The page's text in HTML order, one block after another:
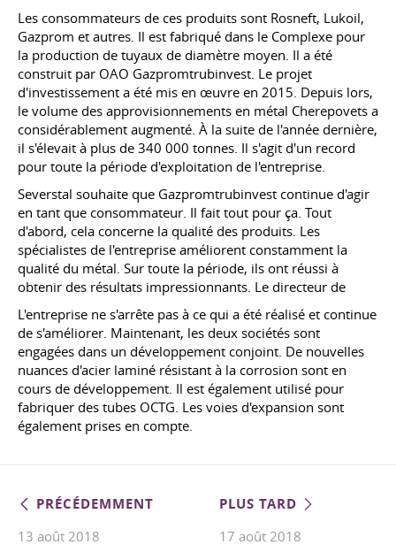
Les consommateurs de ces produits sont Rosneft, Lukoil,
Gazprom et autres. Il est fabriqué dans le Complexe pour
la production de tuyaux de diamètre moyen. Il a été
construit par OAO Gazpromtrubinvest. Le projet
d'investissement a été mis en œuvre en 2015. Depuis lors,
le volume des approvisionnements en métal Cherepovets a
considérablement augmenté. À la suite de l'année dernière,
il s'élevait à plus de 340 000 tonnes. Il s'agit d'un record
pour toute la période d'exploitation de l'entreprise.
Severstal souhaite que Gazpromtrubinvest continue d'agir
en tant que consommateur. Il fait tout pour ça. Tout
d'abord, cela concerne la qualité des produits. Les
spécialistes de l'entreprise améliorent constamment la
qualité du métal. Sur toute la période, ils ont réussi à
obtenir des résultats impressionnants. Le directeur de
L'entreprise ne s'arrête pas à ce qui a été réalisé et continue
de s'améliorer. Maintenant, les deux sociétés sont
engagées dans un développement conjoint. De nouvelles
nuances d'acier laminé résistant à la corrosion sont en
cours de développement. Il est également utilisé pour
fabriquer des tubes OCTG. Les voies d'expansion sont
également prises en compte.
PRÉCÉDEMMENT
13 août 2018
PLUS TARD
17 août 2018